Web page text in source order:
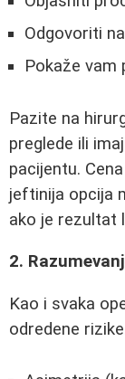
Odgovoriti
Pokaže vam
Pazite na
preglede ili
pacijentu.
jeftinija opcija
ako je rezultat
2.
Kao i svaka
odredene